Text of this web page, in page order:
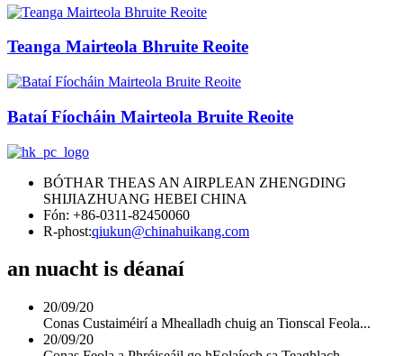
Teanga Mairteola Bhruite Reoite
Bataí Fíocháin Mairteola Bruite Reoite
BÓTHAR THEAS AN AIRPLEAN ZHENGDING
SHIJIAZHUANG HEBEI CHINA
Fón: +86-0311-82450060
R-phost:qiukun@chinahuikang.com
an nuacht is déanaí
20/09/20
Conas Custaiméirí a Mhealladh chuig an Tionscal Feola...
20/09/20